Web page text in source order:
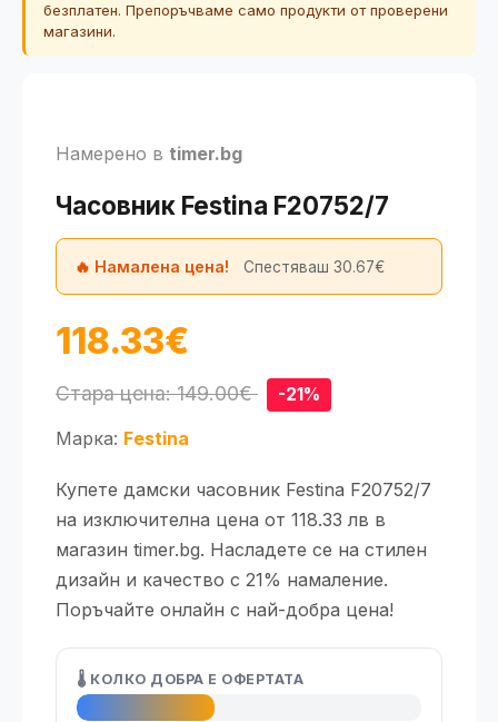
безплатен. Препоръчваме само продукти от проверени
магазини.
Намерено в timer.bg
Часовник Festina F20752/7
🔥 Намалена цена! Спестяваш 30.67€
118.33€
Стара цена: 149.00€ -21%
Марка: Festina
Купете дамски часовник Festina F20752/7
на изключителна цена от 118.33 лв в
магазин timer.bg. Насладете се на стилен
дизайн и качество с 21% намаление.
Поръчайте онлайн с най-добра цена!
🌡️ КОЛКО ДОБРА Е ОФЕРТАТА